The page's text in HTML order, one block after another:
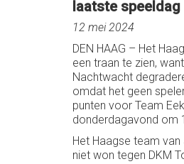
laatste
12 mei 2024
DEN HAAG – Het
een traan te zien,
Nachtwacht
omdat het geen
punten voor Team
donderdagavond om
Het Haagse team
niet won tegen DKM